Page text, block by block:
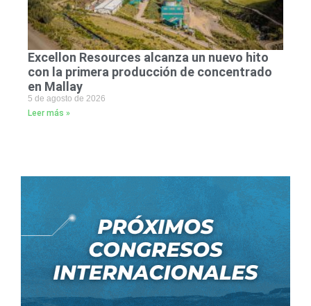
Excellon Resources alcanza un nuevo hito
con la primera producción de concentrado
en Mallay
5 de agosto de 2026
Leer más »